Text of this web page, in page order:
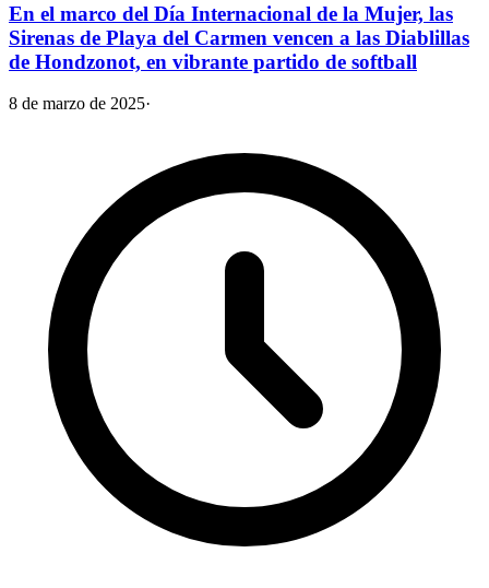
En el marco del Día Internacional de la Mujer, las
Sirenas de Playa del Carmen vencen a las Diablillas
de Hondzonot, en vibrante partido de softball
8 de marzo de 2025·